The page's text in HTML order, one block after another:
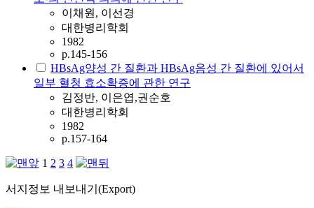
이채원, 이선경
대한병리학회
1982
p.145-156
HBsAg양성 간 질환과 HBsAg음성 간 질환에 있어서
일부 혈청 효소확증에 관한 연구
김정반, 이은엽,권순호
대한병리학회
1982
p.157-164
1 2 3 4
서지정보 내보내기(Export)